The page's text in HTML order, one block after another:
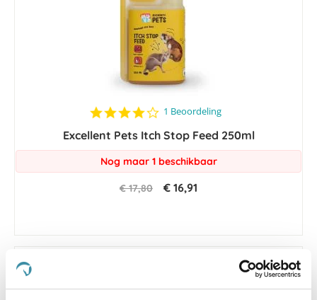
4.0
rating
1 Beoordeling
Excellent Pets Itch Stop Feed 250ml
Nog maar 1 beschikbaar
€ 17,80 € 16,91
-5 %